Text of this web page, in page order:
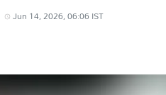
Jun 14, 2026, 06:06 IST